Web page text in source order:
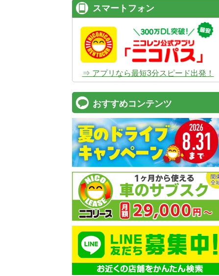
スマートフォン
⇒ アプリなら最短3分スピード出発！
おすすめコンテンツ